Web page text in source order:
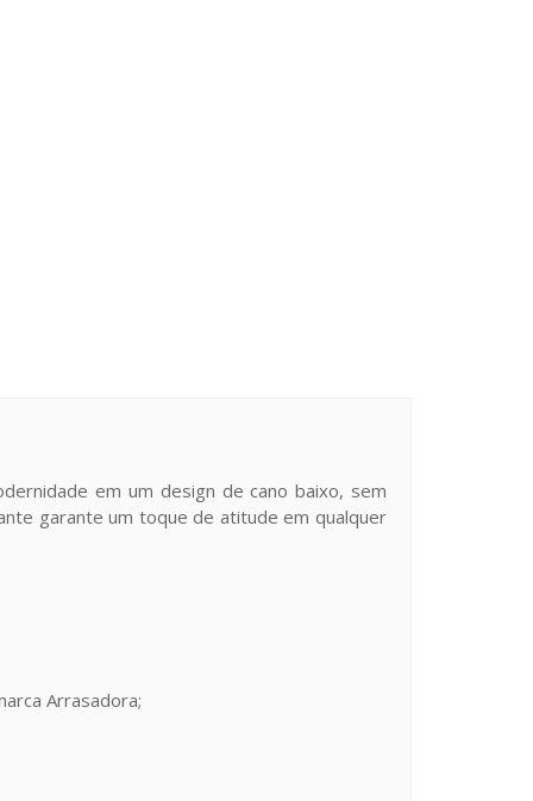
em um design de cano baixo, sem
garante um toque de atitude em qualquer
Arrasadora;